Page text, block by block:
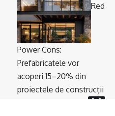
Red
Power Cons:
Prefabricatele vor
acoperi 15–20% din
proiectele de construcții
(373)